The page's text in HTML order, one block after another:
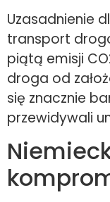
Uzasadnienie
transport
piątą emisji
droga od
się znacznie
przewidywali